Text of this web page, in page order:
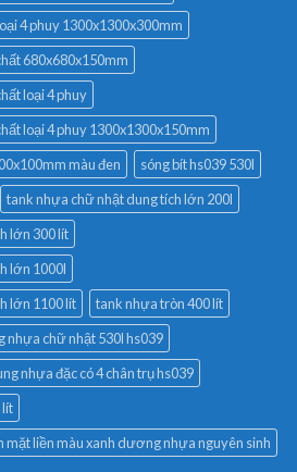
4 phuy 1300x1300x300mm
680x680x150mm
loại 4 phuy
loại 4 phuy 1300x1300x150mm
màu đen
sóng bít hs039 530l
tank nhựa chữ nhật dung tích lớn 200l
lớn 300 lít
lớn 1000l
lớn 1100 lít
tank nhựa tròn 400 lít
nhựa chữ nhật 530l hs039
nhựa đặc có 4 chân trụ hs039
lít
mặt liền màu xanh dương nhựa nguyên sinh